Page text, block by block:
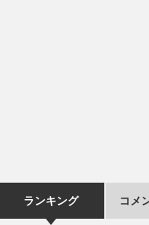
ランキング コメ